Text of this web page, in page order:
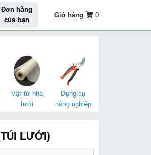
Đơn hàng
của bạn
Giỏ hàng 0
Vật tư nhà
lưới
Dụng cụ
nông nghiệp
LƯỚI)